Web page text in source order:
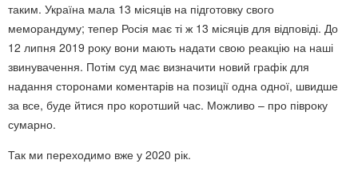
таким. Україна мала 13 місяців на підготовку свого
меморандуму; тепер Росія має ті ж 13 місяців для відповіді. До
12 липня 2019 року вони мають надати свою реакцію на наші
звинувачення. Потім суд має визначити новий графік для
надання сторонами коментарів на позиції одна одної, швидше
за все, буде йтися про коротший час. Можливо – про півроку
сумарно.
Так ми переходимо вже у 2020 рік.